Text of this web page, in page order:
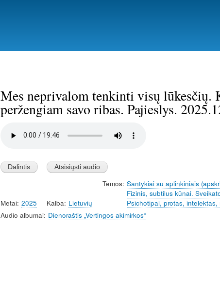
Mes neprivalom tenkinti visų lūkesčių.
peržengiam savo ribas. Pajieslys.
Metai 2025 Kalba Lietuvių
Temos Santykiai su aplinkiniais
Fizinis, subtilus kūnai.
Psichotipai, protas,
Audio albumai Dienoraštis „Vertingos akimirkos“